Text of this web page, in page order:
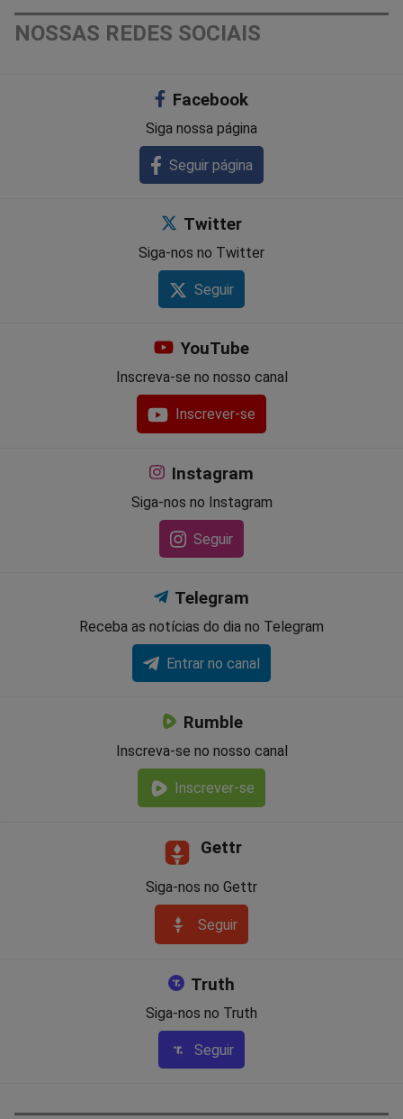
NOSSAS REDES SOCIAIS
Facebook
Siga nossa página
Seguir página
Twitter
Siga-nos no Twitter
Seguir
YouTube
Inscreva-se no nosso canal
Inscrever-se
Instagram
Siga-nos no Instagram
Seguir
Telegram
Receba as notícias do dia no Telegram
Entrar no canal
Rumble
Inscreva-se no nosso canal
Inscrever-se
Gettr
Siga-nos no Gettr
Seguir
Truth
Siga-nos no Truth
Seguir